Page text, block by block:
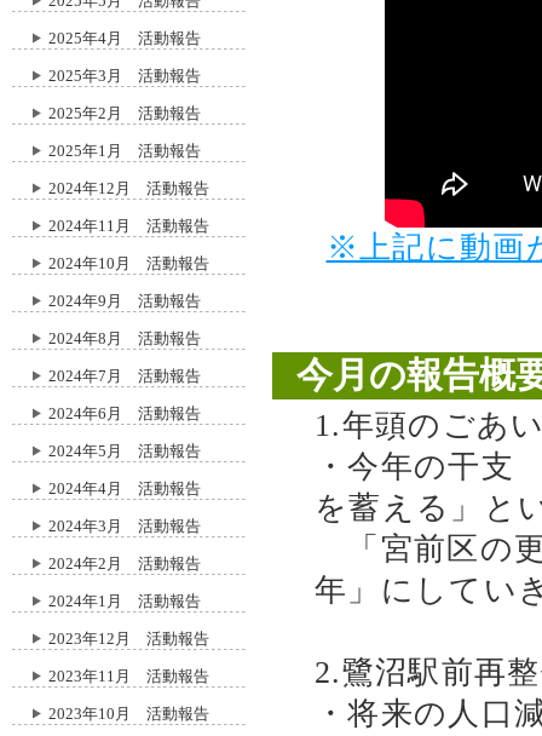
2025年4月 活動報告
2025年3月 活動報告
2025年2月 活動報告
2025年1月 活動報告
2024年12月 活動報告
2024年11月 活動報告
2024年10月 活動報告
2024年9月 活動報告
2024年8月 活動報告
2024年7月 活動報告
2024年6月 活動報告
2024年5月 活動報告
2024年4月 活動報告
2024年3月 活動報告
2024年2月 活動報告
2024年1月 活動報告
2023年12月 活動報告
2023年11月 活動報告
2023年10月 活動報告
※上記に動画
今月の報告概
1.年頭のごあ
・今年の干
を蓄える」と
「宮前区の
年」にしてい
2.鷺沼駅前再
・将来の人口